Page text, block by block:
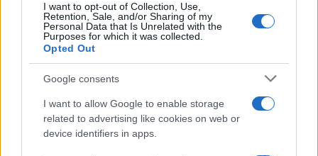
I want to opt-out of Collection, Use,
Retention, Sale, and/or Sharing of my
Personal Data that Is Unrelated with the
Purposes for which it was collected.
Opted Out
Google consents
I want to allow Google to enable storage
related to advertising like cookies on web or
device identifiers in apps.
Θανάσης Σπανούλης: "Θα
είμαι χαρούμενος με ένα
μετάλλιο"
Στους Ντένβερ Νάγκετς ο
Λόνι Γουόκερ